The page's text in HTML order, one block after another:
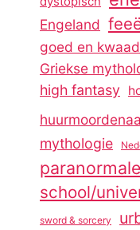
Engeland
goed en kwaad
Griekse
high fantasy
mythologie
paranormale
school/
sword & sorcery